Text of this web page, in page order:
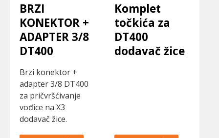
BRZI
KONEKTOR +
ADAPTER 3/8
DT400
Brzi konektor +
adapter 3/8 DT400
za pričvršćivanje
vođice na X3
dodavač žice.
Komplet
točkića za
DT400
dodavač žice